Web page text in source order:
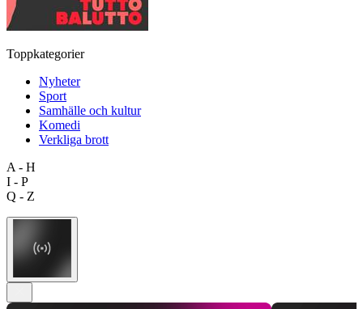
Toppkategorier
Nyheter
Sport
Samhälle och kultur
Komedi
Verkliga brott
A - H
I - P
Q - Z